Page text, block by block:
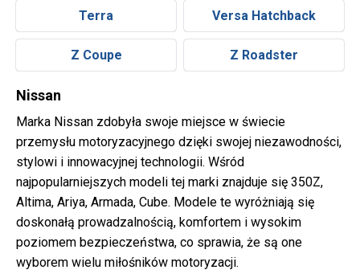
Terra Versa Hatchback
Z Coupe Z Roadster
Nissan
Marka Nissan zdobyła swoje miejsce w świecie
przemysłu motoryzacyjnego dzięki swojej niezawodności,
stylowi i innowacyjnej technologii. Wśród
najpopularniejszych modeli tej marki znajduje się 350Z,
Altima, Ariya, Armada, Cube. Modele te wyróżniają się
doskonałą prowadzalnością, komfortem i wysokim
poziomem bezpieczeństwa, co sprawia, że są one
wyborem wielu miłośników motoryzacji.